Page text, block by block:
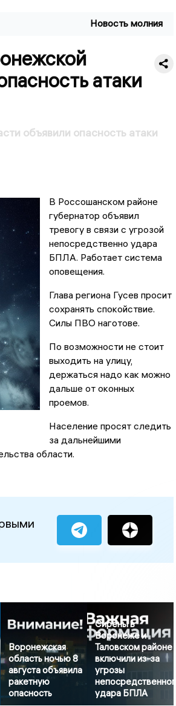
Новость молния
атаки
объявили опасность атаки
В Россошанском районе
губернатор объявил
тревогу в связи с угрозой
непосредственно удара
БПЛА. Работает система
оповещения.
Глава региона Гусев просит
сохранять спокойствие.
Силы ПВО наготове.
По возможности не стоит
выходить на улицу,
держаться надо как можно
дальше от оконных
проемов.
Население просят следить
за дальнейшими
области.
Воронежская
область ночью 8
августа объявила
ракетную
опасность
Сирены в
Воронеже и
Таловском районе
включили из-за
угрозы
непосредственного
удара БПЛА